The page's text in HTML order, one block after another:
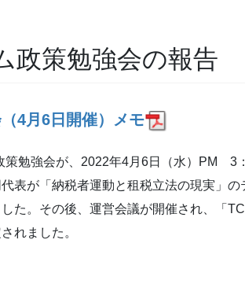
政策勉強会の報告
4月6日 開催）メモ
策勉強会が、2022年4月6日（水）PM 3
表が「納税者運動と租税立法の現実」の
た。その後、運営会議が開催され、「
れました。